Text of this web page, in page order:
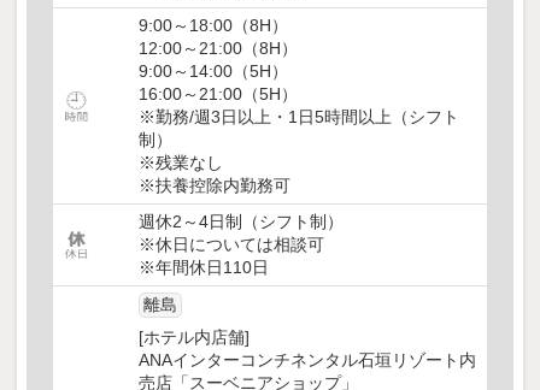
9:00～18:00（8H）
12:00～21:00（8H）
9:00～14:00（5H）
16:00～21:00（5H）
※勤務/週3日以上・1日5時間以上（シフト
制）
※残業なし
※扶養控除内勤務可
週休2～4日制（シフト制）
※休日については相談可
※年間休日110日
離島
[ホテル内店舗]
ANAインターコンチネンタル石垣リゾート内
売店「スーベニアショップ」